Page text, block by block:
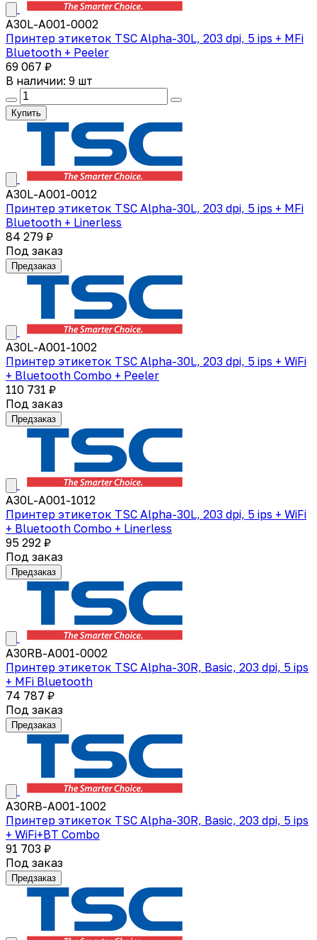
A30L-A001-0002
Принтер этикеток TSC Alpha-30L, 203 dpi, 5 ips + MFi
Bluetooth + Peeler
69 067 ₽
В наличии: 9 шт
Купить
A30L-A001-0012
Принтер этикеток TSC Alpha-30L, 203 dpi, 5 ips + MFi
Bluetooth + Linerless
84 279 ₽
Под заказ
Предзаказ
A30L-A001-1002
Принтер этикеток TSC Alpha-30L, 203 dpi, 5 ips + WiFi
+ Bluetooth Combo + Peeler
110 731 ₽
Под заказ
Предзаказ
A30L-A001-1012
Принтер этикеток TSC Alpha-30L, 203 dpi, 5 ips + WiFi
+ Bluetooth Combo + Linerless
95 292 ₽
Под заказ
Предзаказ
A30RB-A001-0002
Принтер этикеток TSC Alpha-30R, Basic, 203 dpi, 5 ips
+ MFi Bluetooth
74 787 ₽
Под заказ
Предзаказ
A30RB-A001-1002
Принтер этикеток TSC Alpha-30R, Basic, 203 dpi, 5 ips
+ WiFi+BT Combo
91 703 ₽
Под заказ
Предзаказ